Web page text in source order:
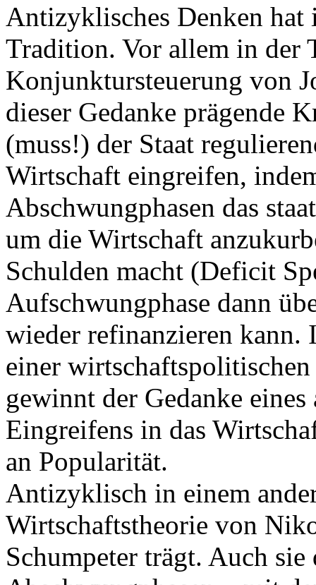
Antizyklisches Denken hat
Tradition. Vor allem in der
Konjunktursteuerung von
dieser Gedanke prägende
(muss!) der Staat
Wirtschaft eingreifen,
Abschwungphasen das
um die Wirtschaft
Schulden macht (Deficit
Aufschwungphase dann
wieder refinanzieren kann.
einer
gewinnt der Gedanke
Eingreifens in das
an Popularität.
Antizyklisch in einem
Wirtschaftstheorie von
Schumpeter trägt. Auch